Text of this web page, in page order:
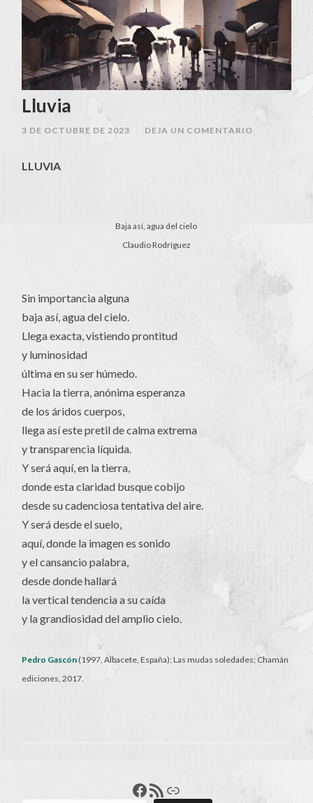
Lluvia
3 DE OCTUBRE DE 2023 DEJA UN COMENTARIO
LLUVIA
Baja así, agua del cielo
Claudio Rodríguez
Sin importancia alguna
baja así, agua del cielo.
Llega exacta, vistiendo prontitud
y luminosidad
última en su ser húmedo.
Hacia la tierra, anónima esperanza
de los áridos cuerpos,
llega así este pretil de calma extrema
y transparencia líquida.
Y será aquí, en la tierra,
donde esta claridad busque cobijo
desde su cadenciosa tentativa del aire.
Y será desde el suelo,
aquí, donde la imagen es sonido
y el cansancio palabra,
desde donde hallará
la vertical tendencia a su caída
y la grandiosidad del amplio cielo.
Pedro Gascón (1997, Albacete, España); Las mudas soledades; Chamán
ediciones, 2017.
Francisco Pérez
Feed RSSEnlace